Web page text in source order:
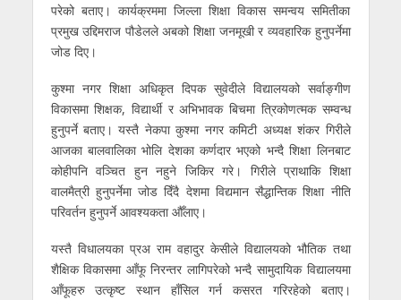
परेको बताए। कार्यक्रममा जिल्ला शिक्षा विकास समन्वय समितीका
प्रमुख उद्दिमराज पौडेलले अबको शिक्षा जनमूखी र व्यवहारिक हुनुपर्नेमा
जोड दिए।
कुश्मा नगर शिक्षा अधिकृत दिपक सुवेदीले विद्यालयको सर्वाङ्गीण
विकासमा शिक्षक, विद्यार्थी र अभिभावक बिचमा त्रिकोणत्मक सम्वन्ध
हुनुपर्ने बताए। यस्तै नेकपा कुश्मा नगर कमिटी अध्यक्ष शंकर गिरीले
आजका बालवालिका भोलि देशका कर्णदार भएको भन्दै शिक्षा लिनबाट
कोहीपनि वञ्चित हुन नहुने जिकिर गरे। गिरीले प्राथाकि शिक्षा
वालमैत्री हुनुपर्नेमा जोड दिँदै देशमा विद्यमान सैद्धान्तिक शिक्षा नीति
परिवर्तन हुनुपर्ने आवश्यकता औँलाए।
यस्तै विधालयका प्रअ राम वहादुर केसीले विद्यालयको भौतिक तथा
शैक्षिक विकासमा आँफू निरन्तर लागिपरेको भन्दै सामुदायिक विद्यालयमा
आँफूहरु उत्कृष्ट स्थान हाँसिल गर्न कसरत गरिरहेको बताए।